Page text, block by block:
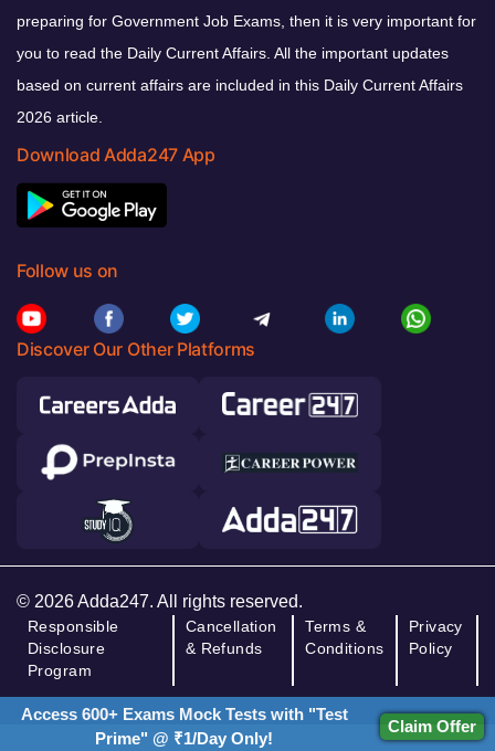
preparing for Government Job Exams, then it is very important for
you to read the Daily Current Affairs. All the important updates
based on current affairs are included in this Daily Current Affairs
2026 article.
Download Adda247 App
Follow us on
Discover Our Other Platforms
© 2026 Adda247. All rights reserved.
Responsible
Disclosure
Program
Cancellation
& Refunds
Terms &
Conditions
Privacy
Policy
Access 600+ Exams Mock Tests with "Test
Prime" @ ₹1/Day Only!
Claim Offer